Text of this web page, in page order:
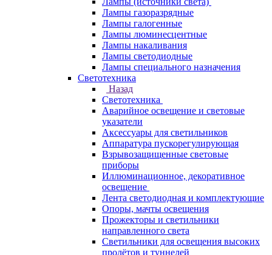
Лампы газоразрядные
Лампы галогенные
Лампы люминесцентные
Лампы накаливания
Лампы светодиодные
Лампы специального назначения
Светотехника
Назад
Светотехника
Аварийное освещение и световые
указатели
Аксессуары для светильников
Аппаратура пускорегулирующая
Взрывозащищенные световые
приборы
Иллюминационное, декоративное
освещение
Лента светодиодная и комплектующие
Опоры, мачты освещения
Прожекторы и светильники
направленного света
Светильники для освещения высоких
пролётов и туннелей